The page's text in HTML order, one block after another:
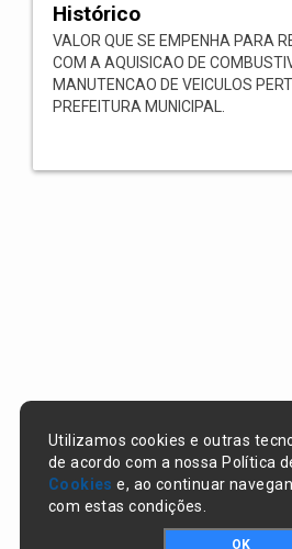
Histórico
VALOR QUE SE EMPENHA PARA
COM A AQUISICAO DE
MANUTENCAO DE VEICULOS
PREFEITURA MUNICIPAL.
Utilizamos cookies e outras
de acordo com a nossa Política
Cookies e, ao continuar
com estas condições.
OK